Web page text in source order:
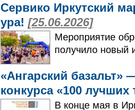
Сервико Иркутский
ура! [25.06.2026]
Мероприятие
получило новый
«Ангарский базальт»
конкурса «100
В конце мая в